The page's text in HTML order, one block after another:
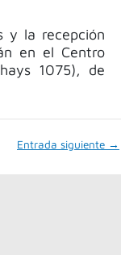
y la recepción
en el Centro
1075), de
Entrada siguiente →